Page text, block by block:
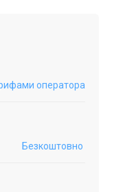
оператора
Безкоштовно